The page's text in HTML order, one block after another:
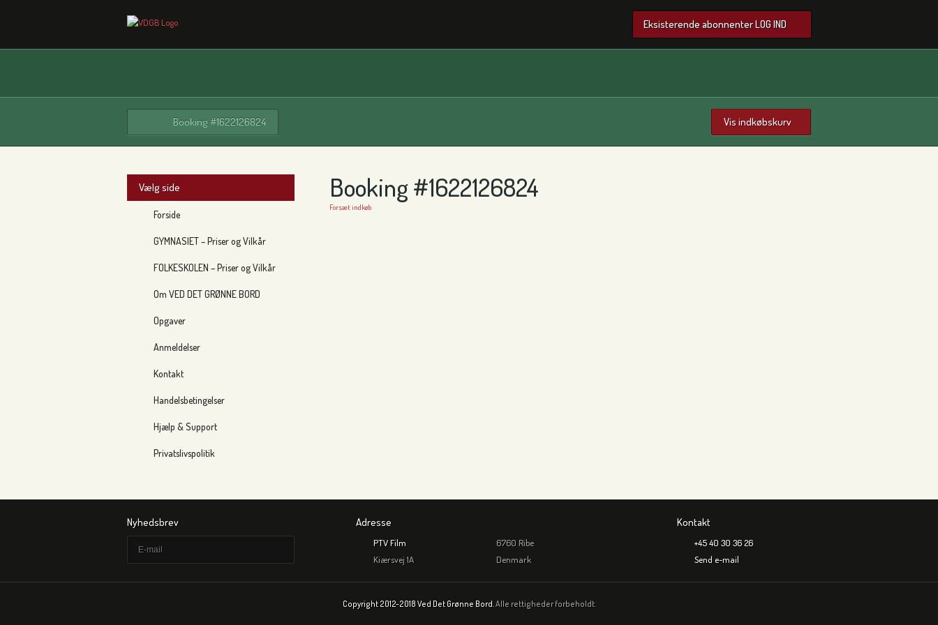
Eksisterende abonnenter LOG IND
Booking #1622126824 Vis indkøbskurv
Vælg side
Forside
GYMNASIET – Priser og Vilkår
FOLKESKOLEN – Priser og Vilkår
Om VED DET GRØNNE BORD
Opgaver
Anmeldelser
Kontakt
Handelsbetingelser
Hjælp & Support
Privatslivspolitik
Booking #1622126824
Forsæt indkøb
Nyhedsbrev Adresse
PTV Film
6760 Ribe
Kiærsvej 1A
Denmark
Kontakt
+45 40 30 36 26
Send e-mail
Copyright 2012-2018 Ved Det Grønne Bord.Alle rettigheder forbeholdt.